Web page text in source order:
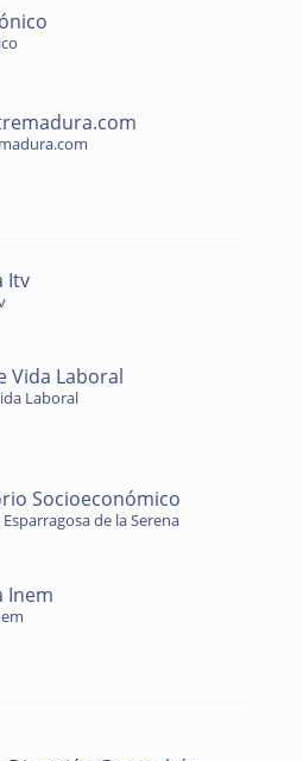
Itv
Vida Laboral
Laboral
Socioeconómico
de la Serena
Inem